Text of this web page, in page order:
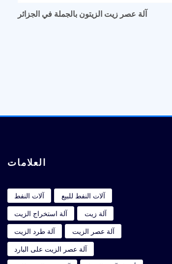
آلة عصر زيت الزيتون بالجملة في الجزائر
العلامات
آلات النفط
آلات النفط للبيع
آلة استخراج الزيت
آلة زيت
آلة طرد الزيت
آلة عصر الزيت
آلة عصر الزيت على البارد